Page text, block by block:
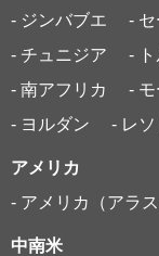
- ジンバブエ
-
- チュニジア
- ト
- 南アフリカ
- モ
- ヨルダン
- レソ
アメリカ
- アメリカ（アラス
中南米